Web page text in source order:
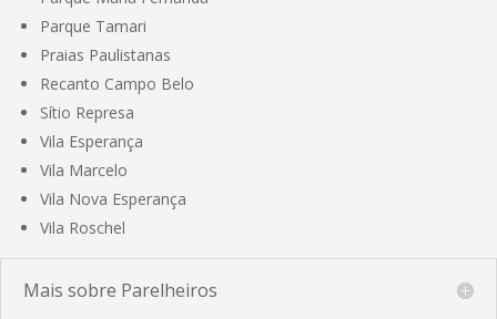
Parque Tamari
Praias Paulistanas
Recanto Campo Belo
Sítio Represa
Vila Esperança
Vila Marcelo
Vila Nova Esperança
Vila Roschel
Mais sobre Parelheiros